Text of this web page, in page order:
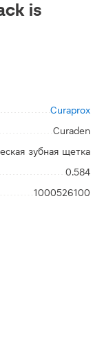
is
Curaprox
Curaden
зубная щетка
0.584
1000526100